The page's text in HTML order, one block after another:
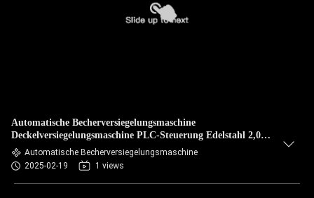
Automatische Becherversiegelungsmaschine
Deckelversiegelungsmaschine PLC-Steuerung Edelstahl 2,0
kWAutomatische Becherversiegelungsmaschine
2025-02-19
1 views